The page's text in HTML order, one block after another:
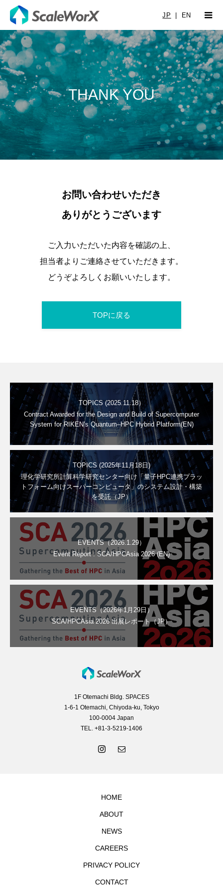
JP EN
THANK YOU
お問い合わせいただき
ありがとうございます
ご入力いただいた内容を確認の上、
担当者よりご連絡させていただきます。
どうぞよろしくお願いいたします。
TOPに戻る
TOPICS (2025.11.18）
Contract Awarded for the Design and Build of Supercomputer
System for RIKEN’s Quantum–HPC Hybrid Platform(EN)
TOPICS (2025年11月18日)
理化学研究所計算科学研究センター向け「量子HPC連携プラッ
トフォーム向けスーパーコンピュータ」のシステム設計・構築
を受託（JP）
EVENTS（2026.1.29）
Event Report : SCA/HPCAsia 2026 (EN)
EVENTS（2026年1月29日）
SCA/HPCAsia 2026 出展レポート（JP）
1F Otemachi Bldg. SPACES
1-6-1 Otemachi, Chiyoda-ku, Tokyo
100-0004 Japan
TEL. +81-3-5219-1406
HOME
ABOUT
NEWS
CAREERS
PRIVACY POLICY
CONTACT